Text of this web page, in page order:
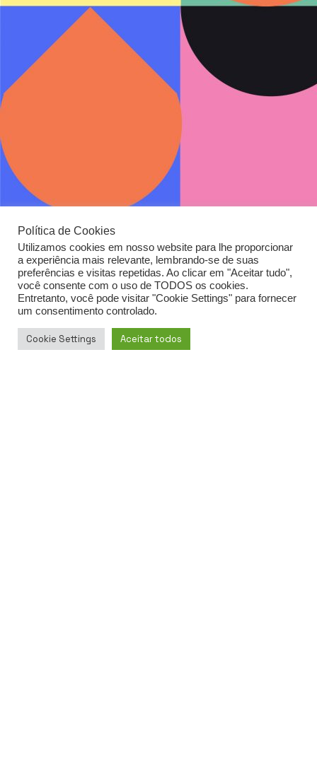
Política de Cookies
Utilizamos cookies em nosso website para lhe proporcionar
a experiência mais relevante, lembrando-se de suas
preferências e visitas repetidas. Ao clicar em "Aceitar tudo",
você consente com o uso de TODOS os cookies.
Entretanto, você pode visitar "Cookie Settings" para fornecer
um consentimento controlado.
Cookie Settings Aceitar todos